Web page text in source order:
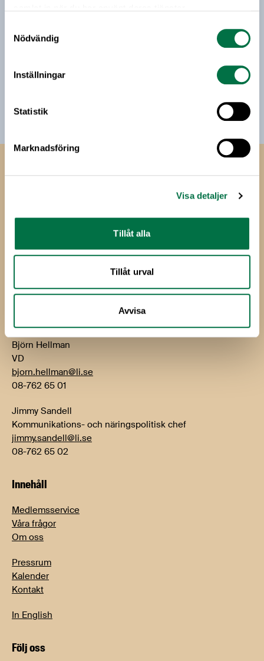
Nödvändig
Inställningar
Statistik
Marknadsföring
Visa detaljer
Tillåt alla
Tillåt urval
Avvisa
till min inkorg. Livsmedelsföretagen ska inte dela eller
sälja min personliga information. Jag kan när som helst
114 85 Stockholm
Besök: Storgatan 19
Telefon: 08-762 65 00
Björn Hellman
VD
bjorn.hellman@li.se
08-762 65 01
Jimmy Sandell
Kommunikations- och näringspolitisk chef
jimmy.sandell@li.se
08-762 65 02
Innehåll
Medlemsservice
Våra frågor
Om oss
Pressrum
Kalender
Kontakt
In English
Följ oss